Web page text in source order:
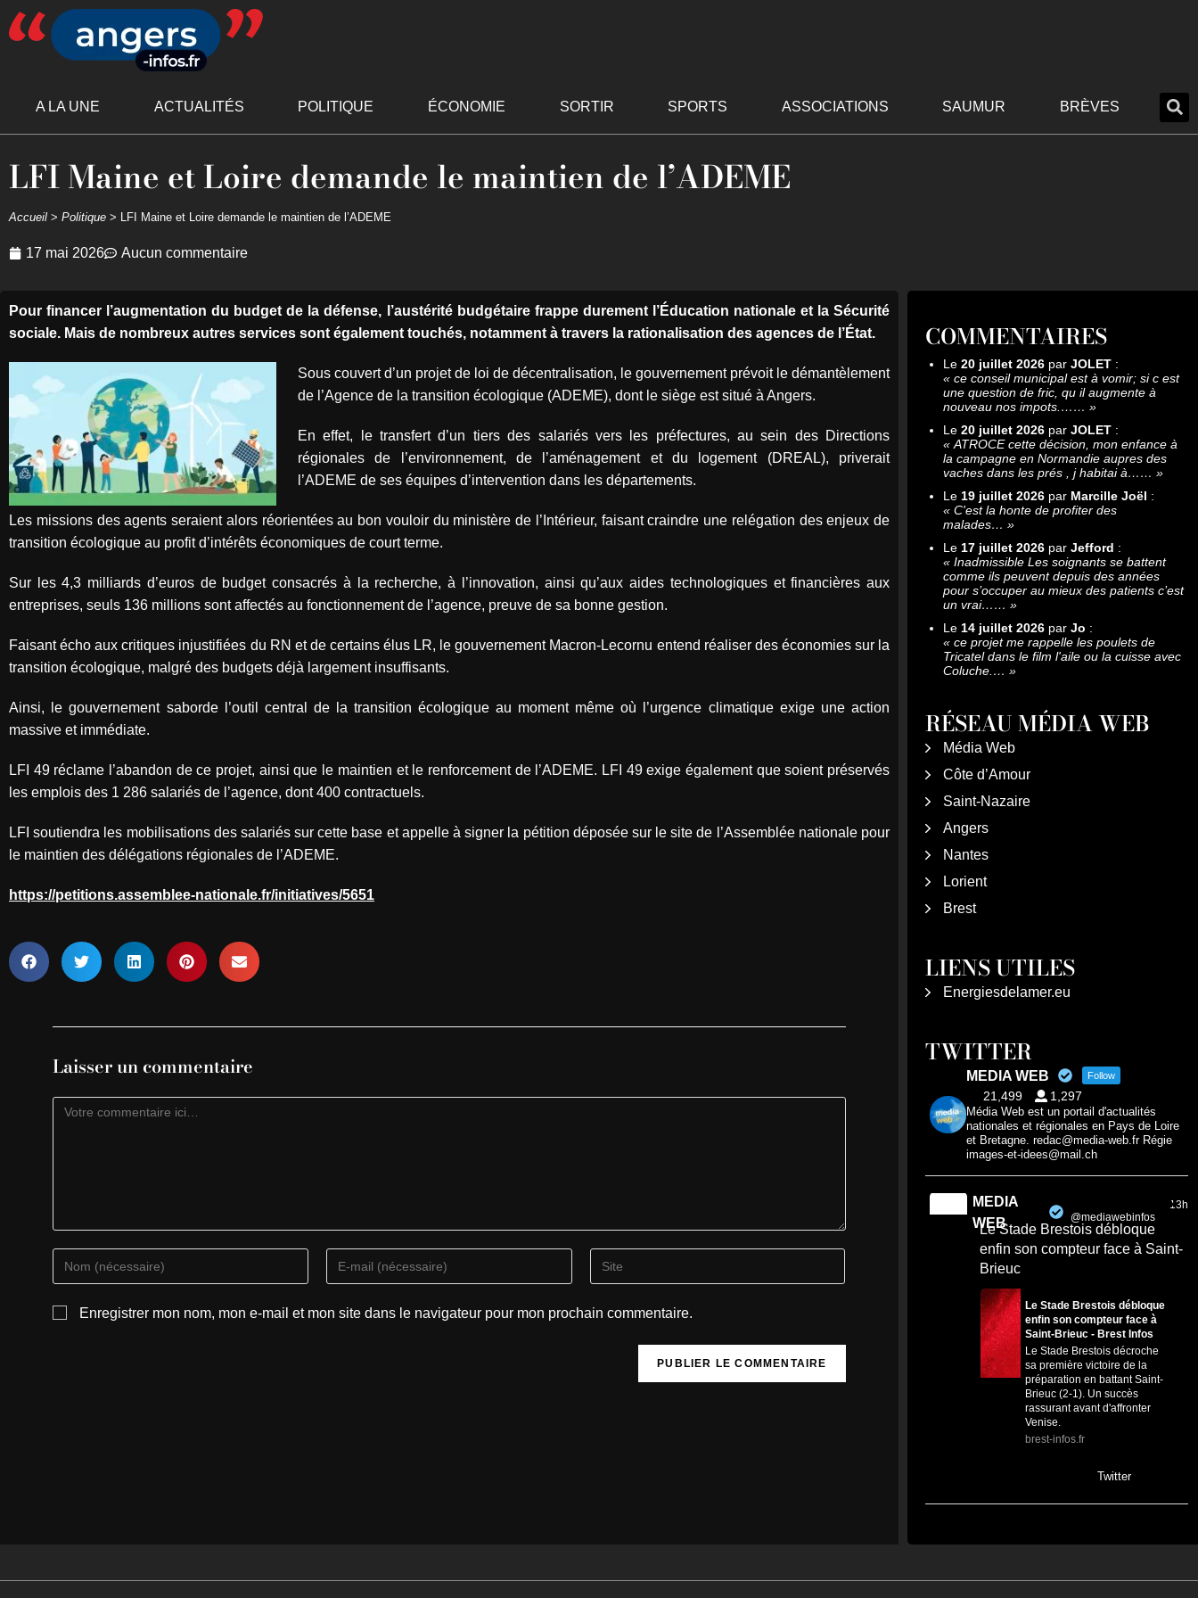
A LA UNE ACTUALITÉS POLITIQUE ÉCONOMIE SORTIR SPORTS ASSOCIATIONS SAUMUR BRÈVES
LFI Maine et Loire demande le maintien de l’ADEME
Accueil > Politique > LFI Maine et Loire demande le maintien de l’ADEME
17 mai 2026 Aucun commentaire
Pour financer l’augmentation du budget de la défense, l’austérité budgétaire frappe durement l’Éducation nationale et la Sécurité
sociale. Mais de nombreux autres services sont également touchés, notamment à travers la rationalisation des agences de l’État.
Sous couvert d’un projet de loi de décentralisation, le gouvernement prévoit le démantèlement
de l’Agence de la transition écologique (ADEME), dont le siège est situé à Angers.
En effet, le transfert d’un tiers des salariés vers les préfectures, au sein des Directions
régionales de l’environnement, de l’aménagement et du logement (DREAL), priverait
l’ADEME de ses équipes d’intervention dans les départements.
Les missions des agents seraient alors réorientées au bon vouloir du ministère de l’Intérieur, faisant craindre une relégation des enjeux de
transition écologique au profit d’intérêts économiques de court terme.
Sur les 4,3 milliards d’euros de budget consacrés à la recherche, à l’innovation, ainsi qu’aux aides technologiques et financières aux
entreprises, seuls 136 millions sont affectés au fonctionnement de l’agence, preuve de sa bonne gestion.
Faisant écho aux critiques injustifiées du RN et de certains élus LR, le gouvernement Macron-Lecornu entend réaliser des économies sur la
transition écologique, malgré des budgets déjà largement insuffisants.
Ainsi, le gouvernement saborde l’outil central de la transition écologique au moment même où l’urgence climatique exige une action
massive et immédiate.
LFI 49 réclame l’abandon de ce projet, ainsi que le maintien et le renforcement de l’ADEME. LFI 49 exige également que soient préservés
les emplois des 1 286 salariés de l’agence, dont 400 contractuels.
LFI soutiendra les mobilisations des salariés sur cette base et appelle à signer la pétition déposée sur le site de l’Assemblée nationale pour
le maintien des délégations régionales de l’ADEME.
https://petitions.assemblee-nationale.fr/initiatives/5651
Laisser un commentaire
Enregistrer mon nom, mon e-mail et mon site dans le navigateur pour mon prochain commentaire.
COMMENTAIRES
Le 20 juillet 2026 par JOLET :
« ce conseil municipal est à vomir; si c est
une question de fric, qu il augmente à
nouveau nos impots.…… »
Le 20 juillet 2026 par JOLET :
« ATROCE cette décision, mon enfance à
la campagne en Normandie aupres des
vaches dans les prés , j habitai à…… »
Le 19 juillet 2026 par Marcille Joël :
« C'est la honte de profiter des
malades… »
Le 17 juillet 2026 par Jefford :
« Inadmissible Les soignants se battent
comme ils peuvent depuis des années
pour s’occuper au mieux des patients c’est
un vrai…… »
Le 14 juillet 2026 par Jo :
« ce projet me rappelle les poulets de
Tricatel dans le film l'aile ou la cuisse avec
Coluche.… »
RÉSEAU MÉDIA WEB
Média Web
Côte d’Amour
Saint-Nazaire
Angers
Nantes
Lorient
Brest
LIENS UTILES
Energiesdelamer.eu
TWITTER
MEDIA WEB Follow
21,499 1,297
Média Web est un portail d'actualités
nationales et régionales en Pays de Loire
et Bretagne. redac@media-web.fr Régie
images-et-idees@mail.ch
MEDIA
WEB
@mediawebinfos
13h
Le Stade Brestois débloque
enfin son compteur face à Saint-
Brieuc
Le Stade Brestois débloque
enfin son compteur face à
Saint-Brieuc - Brest Infos
Le Stade Brestois décroche
sa première victoire de la
préparation en battant Saint-
Brieuc (2-1). Un succès
rassurant avant d'affronter
Venise.
brest-infos.fr
Twitter
@mediawebinfos · Août
M. Plouvier dans les cordes.